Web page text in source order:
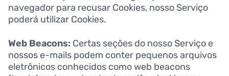
navegador para recusar Cookies, nosso Serviço
poderá utilizar Cookies.
Web Beacons: Certas seções do nosso Serviço e
nossos e-mails podem conter pequenos arquivos
eletrônicos conhecidos como web beacons